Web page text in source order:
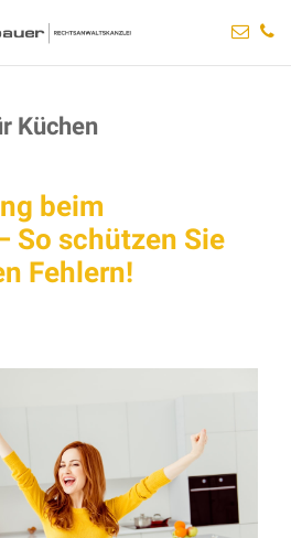
Küchen
beim
So schützen Sie
Fehlern!